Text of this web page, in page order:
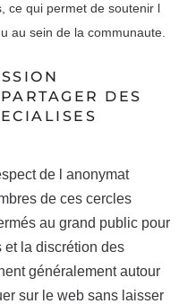
ce qui permet de soutenir l
au sein de la communaute.
DES
de l anonymat
de ces cercles
au grand public pour
et la discrétion des
généralement autour
sur le web sans laisser